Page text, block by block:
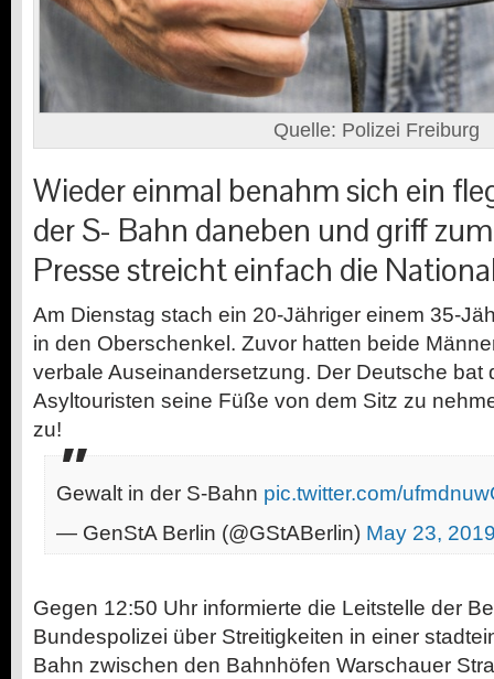
Quelle: Polizei Freiburg
Wieder einmal benahm sich ein
der S- Bahn daneben und griff
Presse streicht einfach die
Am Dienstag stach ein 20-Jähriger einem 35-
in den Oberschenkel. Zuvor hatten beide
verbale Auseinandersetzung. Der Deutsche bat
Asyltouristen seine Füße von dem Sitz zu
zu!
Gewalt in der S-Bahn pic.twitter.com/
— GenStA Berlin (@GStABerlin) May 23,
Gegen 12:50 Uhr informierte die Leitstelle der
Bundespolizei über Streitigkeiten in einer
Bahn zwischen den Bahnhöfen Warschauer